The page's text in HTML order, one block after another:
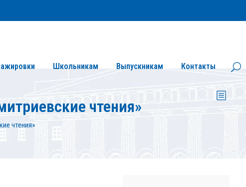
Школьникам Выпускникам Контакты
чтения»
чтения»